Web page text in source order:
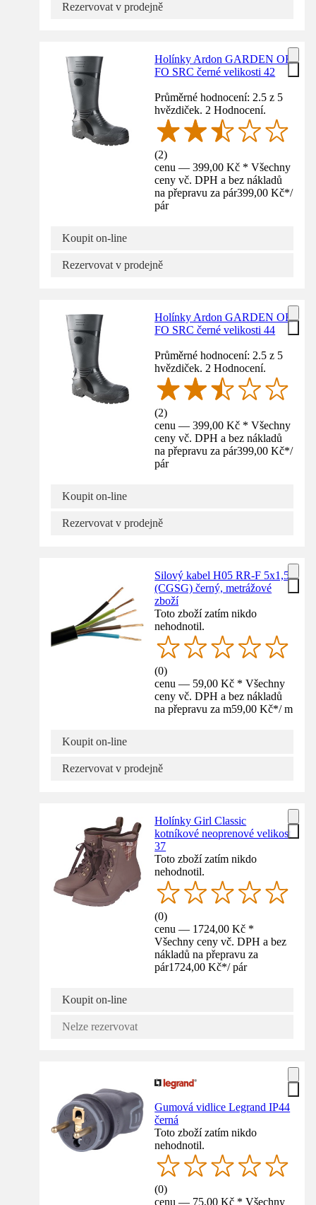
Rezervovat v prodejně
Holínky Ardon GARDEN OB
FO SRC černé velikosti 42
Průměrné hodnocení: 2.5 z 5
hvězdiček. 2 Hodnocení.
(2)
cenu — 399,00 Kč * Všechny
ceny vč. DPH a bez nákladů
na přepravu za pár399,00 Kč*/
pár
Koupit on-line
Rezervovat v prodejně
Holínky Ardon GARDEN OB
FO SRC černé velikosti 44
Průměrné hodnocení: 2.5 z 5
hvězdiček. 2 Hodnocení.
(2)
cenu — 399,00 Kč * Všechny
ceny vč. DPH a bez nákladů
na přepravu za pár399,00 Kč*/
pár
Koupit on-line
Rezervovat v prodejně
Silový kabel H05 RR-F 5x1,5
(CGSG) černý, metrážové
zboží
Toto zboží zatím nikdo
nehodnotil.
(0)
cenu — 59,00 Kč * Všechny
ceny vč. DPH a bez nákladů
na přepravu za m59,00 Kč*/ m
Koupit on-line
Rezervovat v prodejně
Holínky Girl Classic
kotníkové neoprenové velikost
37
Toto zboží zatím nikdo
nehodnotil.
(0)
cenu — 1724,00 Kč *
Všechny ceny vč. DPH a bez
nákladů na přepravu za
pár1724,00 Kč*/ pár
Koupit on-line
Nelze rezervovat
Gumová vidlice Legrand IP44
černá
Toto zboží zatím nikdo
nehodnotil.
(0)
cenu — 75,00 Kč * Všechny